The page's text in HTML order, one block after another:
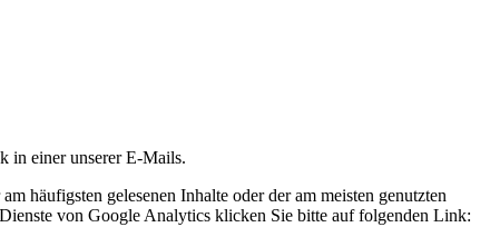
in einer unserer E-Mails.
häufigsten gelesenen Inhalte oder der am meisten genutzten
von Google Analytics klicken Sie bitte auf folgenden Link: